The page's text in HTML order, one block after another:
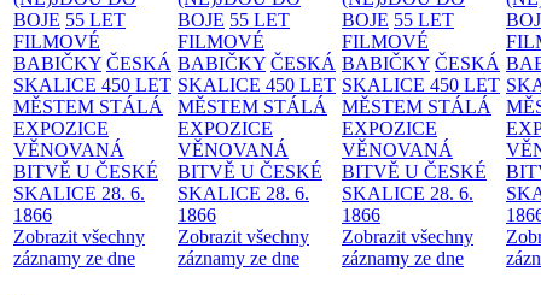
BOJE 55 LET
FILMOVÉ
BABIČKY ČESKÁ
SKALICE 450 LET
MĚSTEM STÁLÁ
EXPOZICE
VĚNOVANÁ
BITVĚ U ČESKÉ
SKALICE 28. 6.
1866
Zobrazit všechny
záznamy ze dne
BOJE 55 LET
FILMOVÉ
BABIČKY ČESKÁ
SKALICE 450 LET
MĚSTEM STÁLÁ
EXPOZICE
VĚNOVANÁ
BITVĚ U ČESKÉ
SKALICE 28. 6.
1866
Zobrazit všechny
záznamy ze dne
BOJE 55 LET
FILMOVÉ
BABIČKY ČESKÁ
SKALICE 450 LET
MĚSTEM STÁLÁ
EXPOZICE
VĚNOVANÁ
BITVĚ U ČESKÉ
SKALICE 28. 6.
1866
Zobrazit všechny
záznamy ze dne